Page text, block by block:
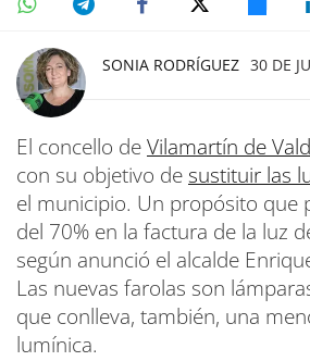
SONIA RODRÍGUEZ 30 DE
El concello deVilamartín de
con su objetivo de sustituir las
el municipio. Un propósito que
del 70% en la factura de la luz
según anunció el alcalde
Las nuevas farolas son
que conlleva, también, una
lumínica.